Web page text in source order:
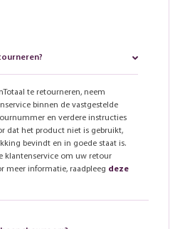
te retourneren, neem
binnen de vastgestelde
en verdere instructies
dat het product niet is gebruikt,
bevindt en in goede staat is.
klantenservice om uw retour
meer informatie, raadpleeg deze